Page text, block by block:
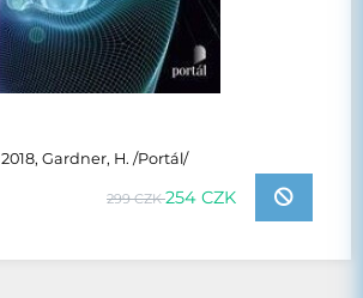
2018, Gardner, H. /Portál/
299 CZK254 CZK